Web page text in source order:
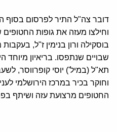
דובר צה"ל התיר לפרסום בסוף
וחילצו מעזה את גופות החטופים
בוסקילה ורון בנימין ז"ל,
תא"ל (במיל') יוסי קופרווסר,
וחוקר בכיר במרכז הירושלמי
החטופים מרצועת עזה ושיתף